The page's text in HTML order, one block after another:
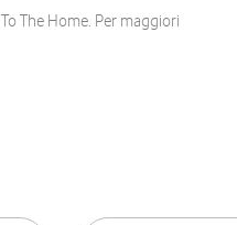
The Home. Per maggiori